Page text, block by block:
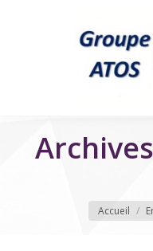
Vous êtes ici
Accueil